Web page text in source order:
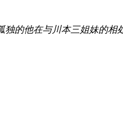
的他在与川本三姐妹的相